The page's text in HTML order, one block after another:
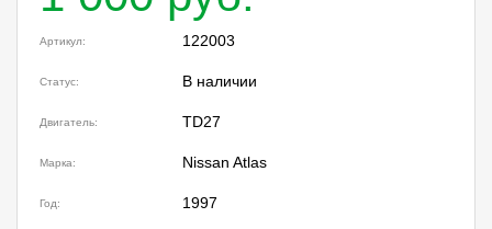
Артикул: 122003
Статус: В наличии
Двигатель: TD27
Марка: Nissan Atlas
Год: 1997